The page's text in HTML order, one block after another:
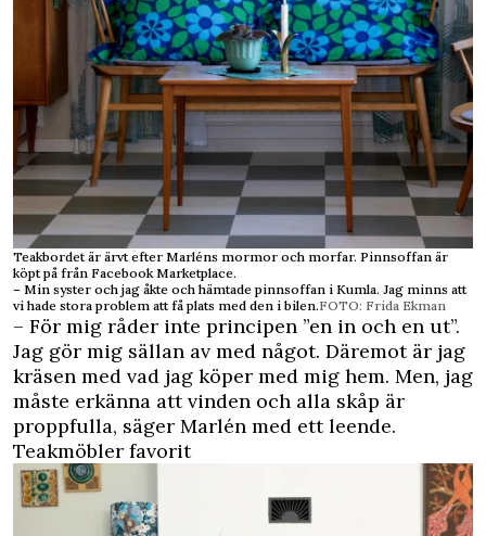
Teakbordet är ärvt efter Marléns mormor och morfar. Pinnsoffan är
köpt på från Facebook Marketplace.
– Min syster och jag åkte och hämtade pinnsoffan i Kumla. Jag minns att
vi hade stora problem att få plats med den i bilen.FOTO: Frida Ekman
– För mig råder inte principen ”en in och en ut”.
Jag gör mig sällan av med något. Däremot är jag
kräsen med vad jag köper med mig hem. Men, jag
måste erkänna att vinden och alla skåp är
proppfulla, säger Marlén med ett leende.
Teakmöbler favorit